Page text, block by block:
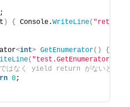
;
t ) { Console.WriteLine( "return
<int> GetEnumerator()
{
( "test.GetEnumerator()"
なく yield return がないといけ
0;